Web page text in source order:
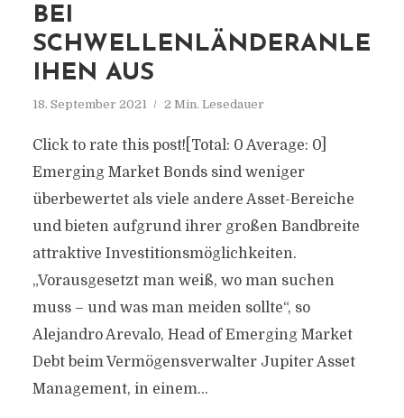
BEI
SCHWELLENLÄNDERANLE
IHEN AUS
18. September 2021 2 Min. Lesedauer
Click to rate this post![Total: 0 Average: 0]
Emerging Market Bonds sind weniger
überbewertet als viele andere Asset-Bereiche
und bieten aufgrund ihrer großen Bandbreite
attraktive Investitionsmöglichkeiten.
„Vorausgesetzt man weiß, wo man suchen
muss – und was man meiden sollte“, so
Alejandro Arevalo, Head of Emerging Market
Debt beim Vermögensverwalter Jupiter Asset
Management, in einem...